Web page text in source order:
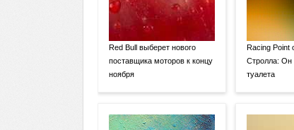
Red Bull выберет нового
поставщика моторов к концу
ноября
Racing Point
Стролла: Он
туалета